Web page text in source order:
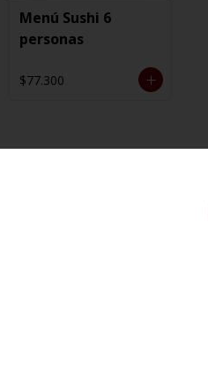
Menú Sushi 6
personas
$77.300